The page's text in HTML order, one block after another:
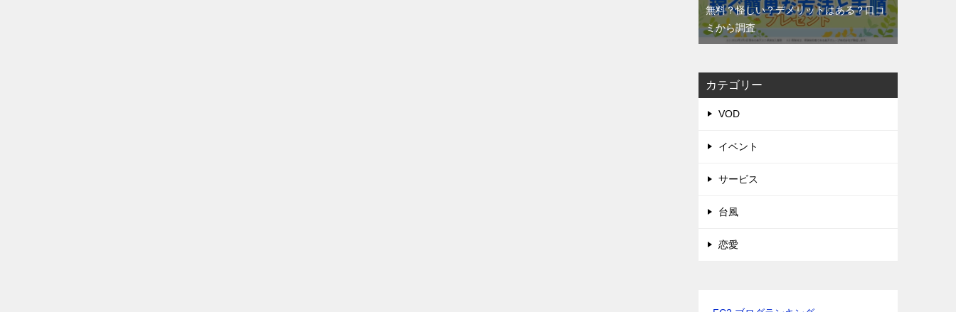
無料？怪しい？デメリットはある？口コ
ミから調査
カテゴリー
VOD
イベント
サービス
台風
恋愛